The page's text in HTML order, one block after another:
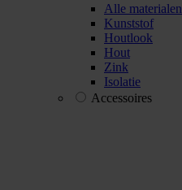
Alle materialen
Kunststof
Houtlook
Hout
Zink
Isolatie
Accessoires